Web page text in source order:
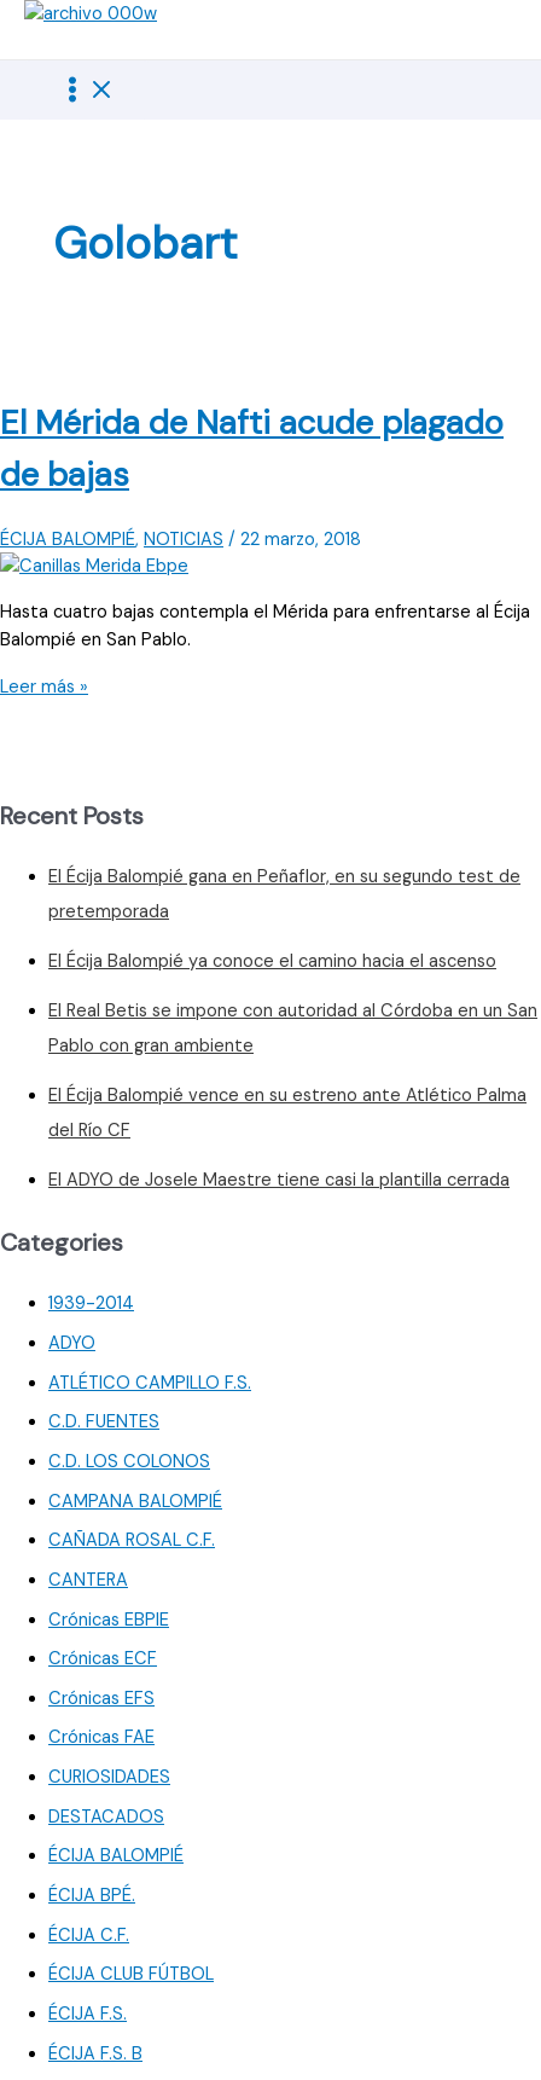
Golobart
El Mérida de Nafti acude plagado
de bajas
ÉCIJA BALOMPIÉ, NOTICIAS / 22 marzo, 2018
Hasta cuatro bajas contempla el Mérida para enfrentarse al Écija
Balompié en San Pablo.
El
plagado
bajas
Leer más »
Recent Posts
El Écija Balompié gana en Peñaflor, en su segundo test de
pretemporada
El Écija Balompié ya conoce el camino hacia el ascenso
El Real Betis se impone con autoridad al Córdoba en un San
Pablo con gran ambiente
El Écija Balompié vence en su estreno ante Atlético Palma
del Río CF
El ADYO de Josele Maestre tiene casi la plantilla cerrada
Categories
1939-2014
ADYO
ATLÉTICO CAMPILLO F.S.
C.D. FUENTES
C.D. LOS COLONOS
CAMPANA BALOMPIÉ
CAÑADA ROSAL C.F.
CANTERA
Crónicas EBPIE
Crónicas ECF
Crónicas EFS
Crónicas FAE
CURIOSIDADES
DESTACADOS
ÉCIJA BALOMPIÉ
ÉCIJA BPÉ.
ÉCIJA C.F.
ÉCIJA CLUB FÚTBOL
ÉCIJA F.S.
ÉCIJA F.S. B